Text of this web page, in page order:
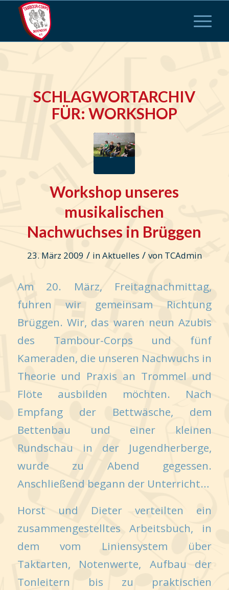
SCHLAGWORTARCHIV
FÜR: WORKSHOP
Workshop unseres
musikalischen
Nachwuchses in Brüggen
23. März 2009 / inAktuelles / von TCAdmin
Am 20. März, Freitagnachmittag,
fuhren wir gemeinsam Richtung
Brüggen. Wir, das waren neun Azubis
des Tambour-Corps und fünf
Kameraden, die unseren Nachwuchs in
Theorie und Praxis an Trommel und
Flöte ausbilden möchten. Nach
Empfang der Bettwäsche, dem
Bettenbau und einer kleinen
Rundschau in der Jugendherberge,
wurde zu Abend gegessen.
Anschließend begann der Unterricht…
Horst und Dieter verteilten ein
zusammengestelltes Arbeitsbuch, in
dem vom Liniensystem über
Taktarten, Notenwerte, Aufbau der
Tonleitern bis zu praktischen